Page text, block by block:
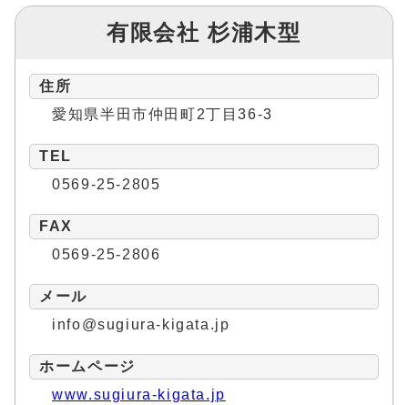
有限会社 杉浦木型
住所
愛知県半田市仲田町2丁目36-3
TEL
0569-25-2805
FAX
0569-25-2806
メール
info@sugiura-kigata.jp
ホームページ
www.sugiura-kigata.jp